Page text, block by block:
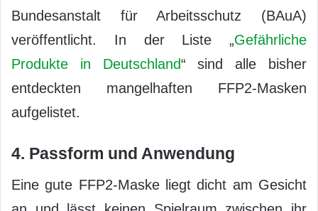
Bundesanstalt für Arbeitsschutz (BAuA)
veröffentlicht. In der Liste „Gefährliche
Produkte in Deutschland“ sind alle bisher
entdeckten mangelhaften FFP2-Masken
aufgelistet.
4. Passform und Anwendung
Eine gute FFP2-Maske liegt dicht am Gesicht